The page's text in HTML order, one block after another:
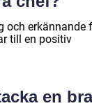
och erkännande
till en positiv
en bra